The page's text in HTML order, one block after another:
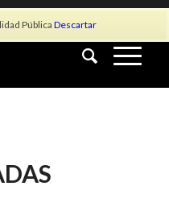
Pública Descartar